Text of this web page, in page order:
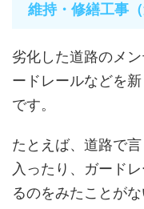
維持・修繕工事（
劣化した道路のメ
ードレールなどを
です。
たとえば、道路で
入ったり、ガード
るのをみたことが